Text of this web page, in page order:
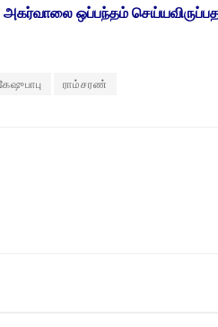
அகர்வாலை ஒப்பந்தம்
ராம்சரண்